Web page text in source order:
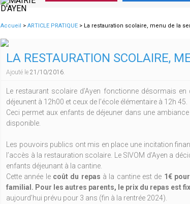
Accueil > ARTICLE PRATIQUE > La restauration scolaire, menu de la
LA RESTAURATION SCOLAIRE,
Ajouté le 21/10/2016.
Le restaurant scolaire d’Ayen fonctionne désormais
déjeunent à 12h00 et ceux de l’école élémentaire à 12h 45.
Ceci permet aux enfants de déjeuner dans une
disponible.
Les pouvoirs publics ont mis en place une incitation
l’accès à la restauration scolaire. Le SIVOM d’Ayen a
enfants déjeunant à la cantine.
Cette année le coût du repas à la cantine est de 1€
familial. Pour les autres parents, le prix du repas est
aujourd’hui prévu pour 3 ans (fin à la rentrée 2024).